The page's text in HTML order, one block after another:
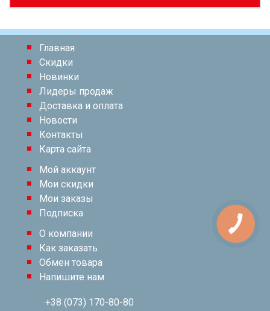
Главная
Скидки
Новинки
Лидеры продаж
Доставка и оплата
Новости
Контакты
Карта сайта
Мой аккаунт
Мои скидки
Мои заказы
Подписка
О компании
Как заказать
Обмен товара
Напишите нам
+38 (073) 170-80-80